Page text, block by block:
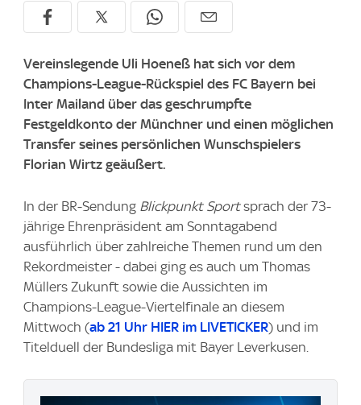
Vereinslegende Uli Hoeneß hat sich vor dem
Champions-League-Rückspiel des FC Bayern bei
Inter Mailand über das geschrumpfte
Festgeldkonto der Münchner und einen möglichen
Transfer seines persönlichen Wunschspielers
Florian Wirtz geäußert.
In der BR-Sendung Blickpunkt Sportsprach der 73-
jährige Ehrenpräsident am Sonntagabend
ausführlich über zahlreiche Themen rund um den
Rekordmeister - dabei ging es auch um Thomas
Müllers Zukunft sowie die Aussichten im
Champions-League-Viertelfinale an diesem
Mittwoch (ab 21 Uhr HIER im LIVETICKER) und im
Titelduell der Bundesliga mit Bayer Leverkusen.